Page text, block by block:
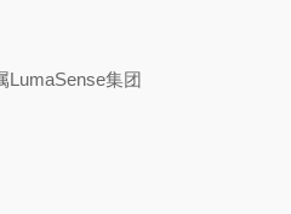
LumaSense集团